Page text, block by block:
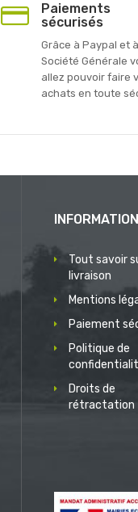
Paiements
sécurisés
Grâce à Paypal et
Société Générale
allez pouvoir faire
achats en toute
Tout savoir
livraison
Mentions
Paiement
Politique de
Droits de
rétractation